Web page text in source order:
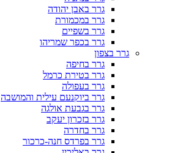
גרר באבן יהודה
גרר במכמורת
גרר בשפיים
גרר בכפר שמריהו
גרר בצפון
גרר בחיפה
גרר בטירת כרמל
גרר בעפולה
גרר ביוקנעם עילית והמושבה
גרר בגבעת אולגה
גרר בזכרון יעקב
גרר בחדרה
גרר בפרדס חנה-כרכור